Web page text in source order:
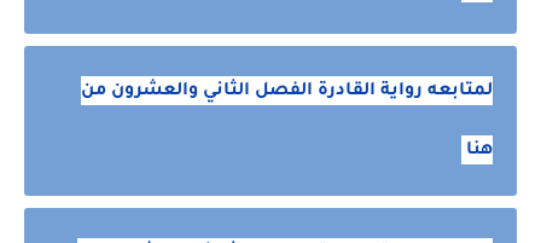
لمتابعه رواية القادرة الفصل الثاني والعشرون من
هنا